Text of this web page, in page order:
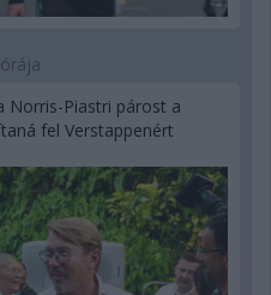
Norris-Piastri párost a
fel Verstappenért